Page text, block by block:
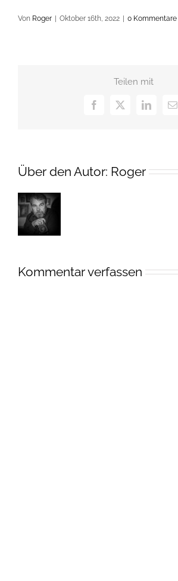
Von Roger Oktober 16th, 2022 0 Kommentare
Teilen mit
Facebook
X LinkedIn
E-
Über den Autor: Roger
Kommentar verfassen